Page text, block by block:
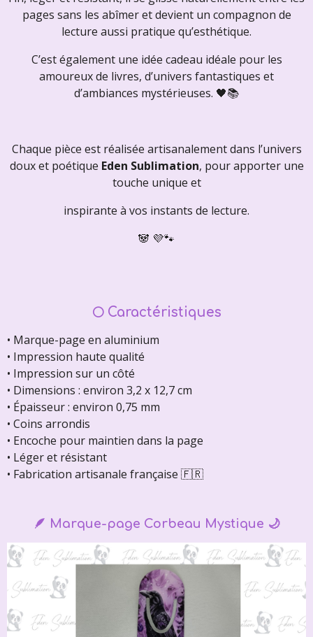
pages sans les abîmer et devient un compagnon de
lecture aussi pratique qu’esthétique.
C’est également une idée cadeau idéale pour les
amoureux de livres, d’univers fantastiques et
d’ambiances mystérieuses. 🖤📚
Chaque pièce est réalisée artisanalement dans l’univers
doux et poétique Eden Sublimation, pour apporter une
touche unique et
inspirante à vos instants de lecture.
🐼 💜🐾
🌕Caractéristiques
• Marque-page en aluminium
• Impression haute qualité
• Impression sur un côté
• Dimensions : environ 3,2 x 12,7 cm
• Épaisseur : environ 0,75 mm
• Coins arrondis
• Encoche pour maintien dans la page
• Léger et résistant
• Fabrication artisanale française 🇫🇷
🪶 Marque-page Corbeau Mystique 🌙